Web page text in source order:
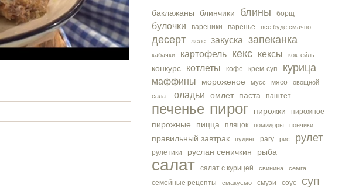
баклажаны блинчики блины борщ
булочки вареники варенье все буде смачно
десерт желе закуска запеканка
кабачки картофель кекс кексы коктейль
конкурс котлеты кофе крем-суп курица
маффины мороженое мусс мясо
овощной
салат
оладьи омлет паста паштет
печенье пирог пирожки пирожное
пирожные пицца пляцок помидоры пончики
правильный завтрак пудинг рагу рис рулет
рулетики руслан сеничкин рыба
салат салат с курицей свинина семга
семейные рецепты смакуємо смузи соус суп